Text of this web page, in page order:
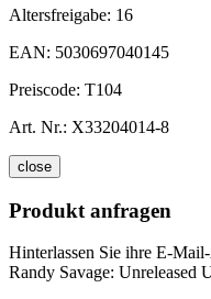
Altersfreigabe: 16
EAN: 5030697040145
Preiscode: T104
Art. Nr.: X33204014-8
close
Produkt anfragen
Hinterlassen Sie ihre E-
Randy Savage: Unreleased